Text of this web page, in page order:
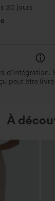
30 jours
d’intégration.
peut être
À